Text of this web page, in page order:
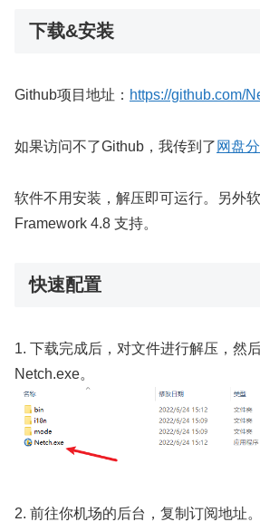
下载&安装
Github项目地址： https://github.com/
如果访问不了Github，我传到了 网盘
软件不用安装，解压即可运行。另外
Framework 4.8 支持。
快速配置
1. 下载完成后，对文件进行解压，然
Netch.exe。
2. 前往你机场的后台，复制订阅地址